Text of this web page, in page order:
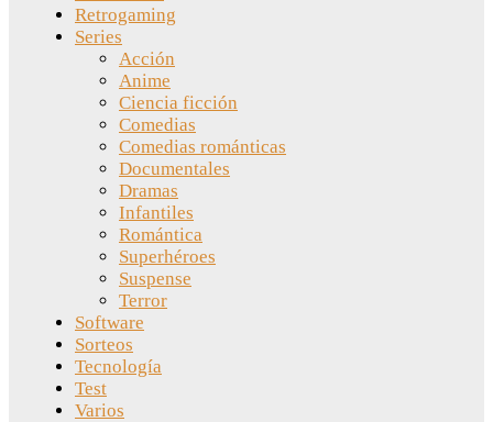
Retrogaming
Series
Acción
Anime
Ciencia ficción
Comedias
Comedias románticas
Documentales
Dramas
Infantiles
Romántica
Superhéroes
Suspense
Terror
Software
Sorteos
Tecnología
Test
Varios